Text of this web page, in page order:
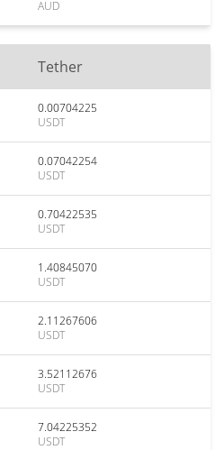
AUD
Tether
0.00704225
USDT
0.07042254
USDT
0.70422535
USDT
1.40845070
USDT
2.11267606
USDT
3.52112676
USDT
7.04225352
USDT